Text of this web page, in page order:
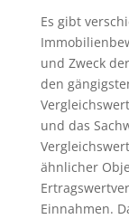
Es gibt
und Zweck
den
und das
ähnlicher
Einnahmen.